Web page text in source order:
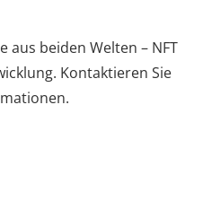
aus beiden Welten – NFT
Kontaktieren Sie